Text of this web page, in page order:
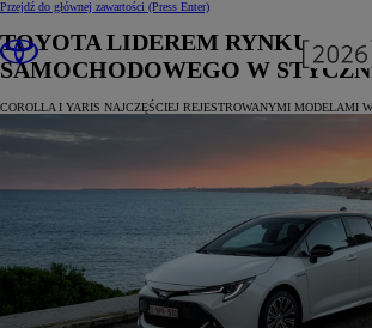
Przejdź do głównej zawartości (Press Enter)
TOYOTA LIDEREM RYNKU
SAMOCHODOWEGO W
COROLLA I YARIS NAJCZĘŚCIEJ REJESTROWANYMI MODELAMI